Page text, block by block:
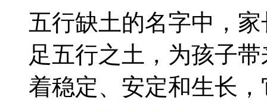
五行缺土的名字中，
足五行之土，为孩子
着稳定、安定和生长